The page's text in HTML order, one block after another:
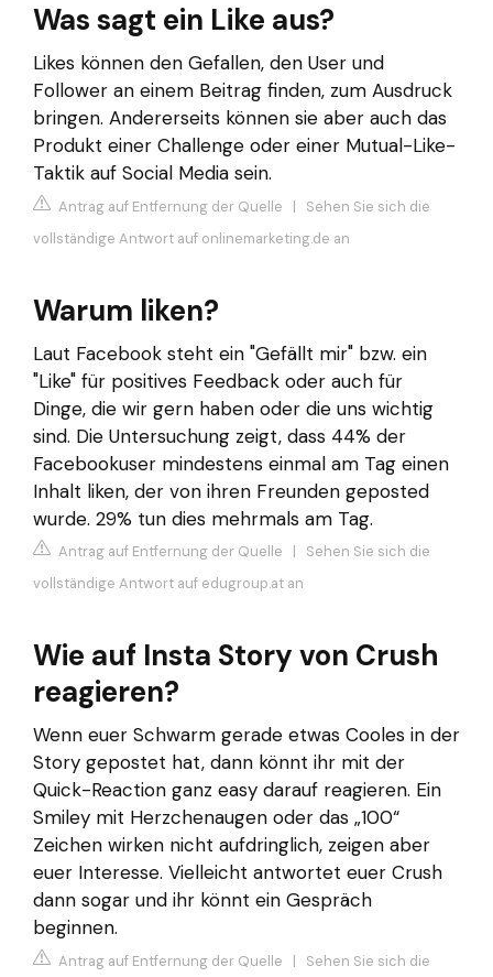
Was sagt ein Like aus?
Likes können den Gefallen, den User und
Follower an einem Beitrag finden, zum Ausdruck
bringen. Andererseits können sie aber auch das
Produkt einer Challenge oder einer Mutual-Like-
Taktik auf Social Media sein.
Antrag auf Entfernung der Quelle | Sehen Sie sich die
vollständige Antwort auf onlinemarketing.de an
Warum liken?
Laut Facebook steht ein "Gefällt mir" bzw. ein
"Like" für positives Feedback oder auch für
Dinge, die wir gern haben oder die uns wichtig
sind. Die Untersuchung zeigt, dass 44% der
Facebookuser mindestens einmal am Tag einen
Inhalt liken, der von ihren Freunden geposted
wurde. 29% tun dies mehrmals am Tag.
Antrag auf Entfernung der Quelle | Sehen Sie sich die
vollständige Antwort auf edugroup.at an
Wie auf Insta Story von Crush
reagieren?
Wenn euer Schwarm gerade etwas Cooles in der
Story gepostet hat, dann könnt ihr mit der
Quick-Reaction ganz easy darauf reagieren. Ein
Smiley mit Herzchenaugen oder das „100“
Zeichen wirken nicht aufdringlich, zeigen aber
euer Interesse. Vielleicht antwortet euer Crush
dann sogar und ihr könnt ein Gespräch
beginnen.
Antrag auf Entfernung der Quelle | Sehen Sie sich die